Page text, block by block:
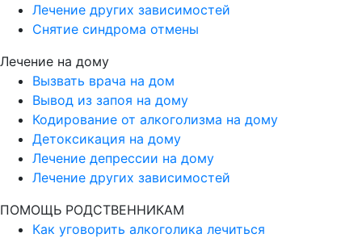
Лечение других зависимостей
Снятие синдрома отмены
Лечение на дому
Вызвать врача на дом
Вывод из запоя на дому
Кодирование от алкоголизма на дому
Детоксикация на дому
Лечение депрессии на дому
Лечение других зависимостей
ПОМОЩЬ РОДСТВЕННИКАМ
Как уговорить алкоголика лечиться